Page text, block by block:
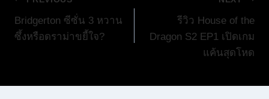
เรื่อง
Bridgerton ซีซั่น 3 หวาน
ซึ้งหรือดราม่าขยี้ใจ?
รีวิว House of the
Dragon S2 EP1 เปิดเกม
แค้นสุดโหด